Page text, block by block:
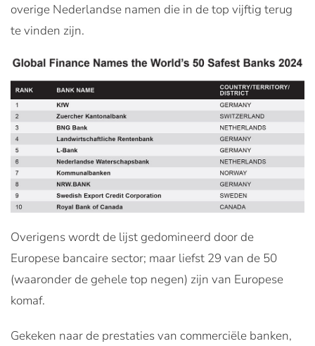
overige Nederlandse namen die in de top vijftig terug
te vinden zijn.
Overigens wordt de lijst gedomineerd door de
Europese bancaire sector; maar liefst 29 van de 50
(waaronder de gehele top negen) zijn van Europese
komaf.
Gekeken naar de prestaties van commerciële banken,